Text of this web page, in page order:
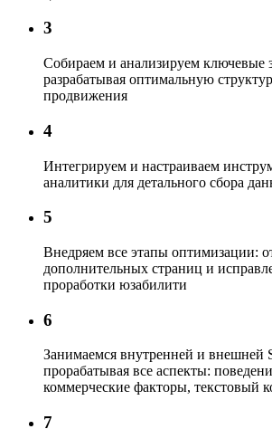
3
Собираем и анализируем ключевые
разрабатывая оптимальную
продвижения
4
Интегрируем и настраиваем
аналитики для детального сбора
5
Внедряем все этапы оптимизации:
дополнительных страниц и
проработки юзабилити
6
Занимаемся внутренней и внешней
прорабатывая все аспекты:
коммерческие факторы, текстовый
7